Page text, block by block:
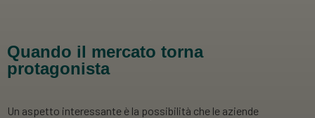
Quando il mercato torna
protagonista
Un aspetto interessante è la possibilità che le aziende